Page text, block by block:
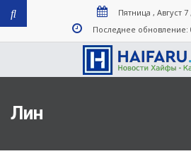
Пятница , Август 7
Последнее обновление:
Лин